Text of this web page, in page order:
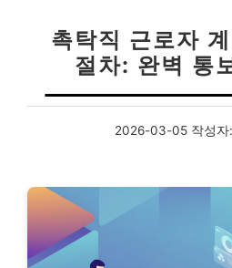
촉탁직 근로자
절차: 완벽 통
2026-03-05 작성자: